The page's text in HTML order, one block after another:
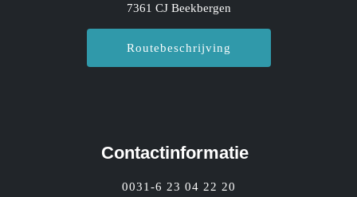
7361 CJ Beekbergen
Routebeschrijving
Contactinformatie
0031-6 23 04 22 20